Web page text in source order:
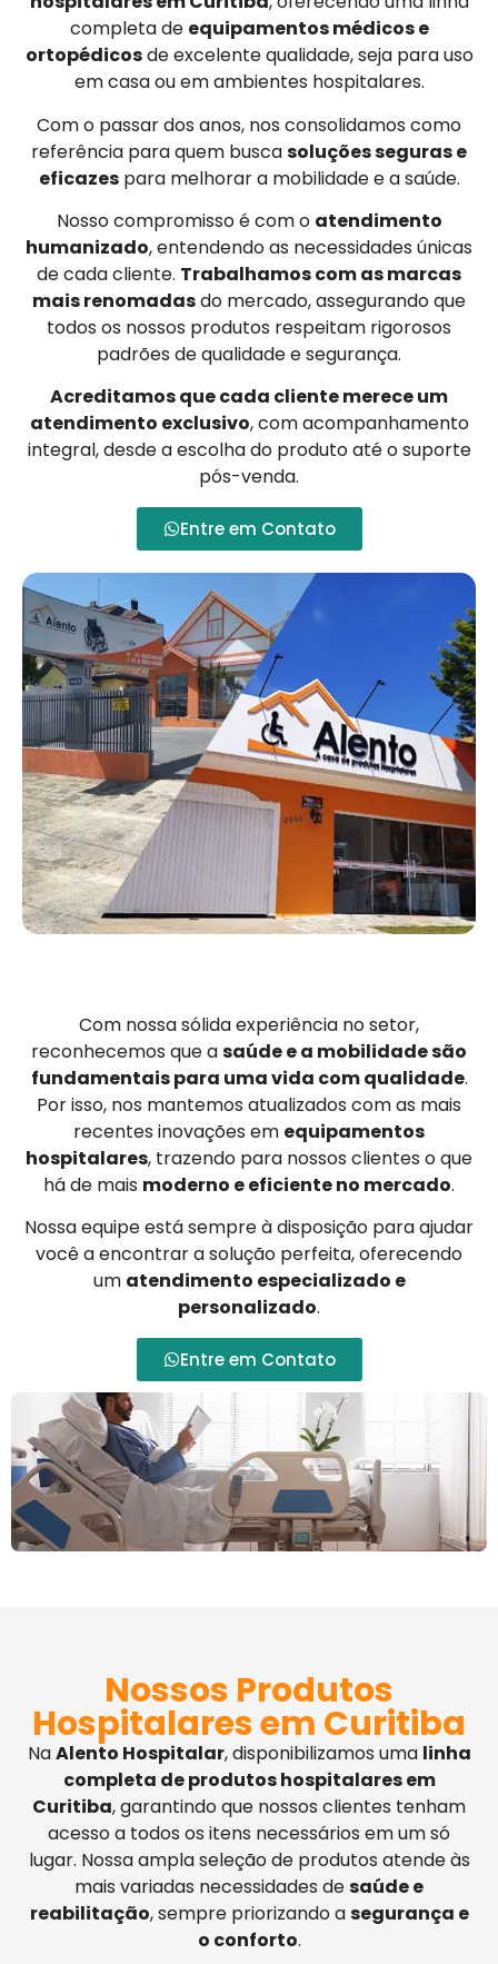
completa de equipamentos médicos e
ortopédicosde excelente qualidade, seja para uso
em casa ou em ambientes hospitalares.
Com o passar dos anos, nos consolidamos como
referência para quem buscasoluções seguras e
eficazespara melhorar a mobilidade e a saúde.
Nosso compromisso é com o atendimento
humanizado, entendendo as necessidades únicas
de cada cliente. Trabalhamos com as marcas
mais renomadasdo mercado, assegurando que
todos os nossos produtos respeitam rigorosos
padrões de qualidade e segurança.
Acreditamos que cada cliente merece um
atendimento exclusivo, com acompanhamento
integral, desde a escolha do produto até o suporte
pós-venda.
Entre em Contato
Com nossa sólida experiência no setor,
reconhecemos que asaúde e a mobilidade são
fundamentais para uma vida com qualidade.
Por isso, nos mantemos atualizados com as mais
recentes inovações em equipamentos
hospitalares, trazendo para nossos clientes o que
há de mais moderno e eficiente no mercado.
Nossa equipe está sempre à disposição para ajudar
você a encontrar a solução perfeita, oferecendo
um atendimento especializado e
personalizado.
Entre em Contato
Nossos Produtos
Hospitalares em Curitiba
NaAlento Hospitalar, disponibilizamos uma linha
completa de produtos hospitalares em
Curitiba, garantindo que nossos clientes tenham
acesso a todos os itens necessários em um só
lugar. Nossa ampla seleção de produtos atende às
mais variadas necessidades desaúde e
reabilitação, sempre priorizando asegurança e
o conforto.